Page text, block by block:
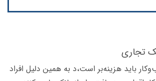
تجاری
باید هزینه‌بر است،د به همین دلیل افراد